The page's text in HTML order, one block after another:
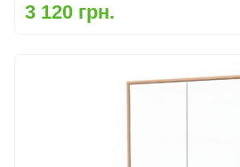
3 120 грн.